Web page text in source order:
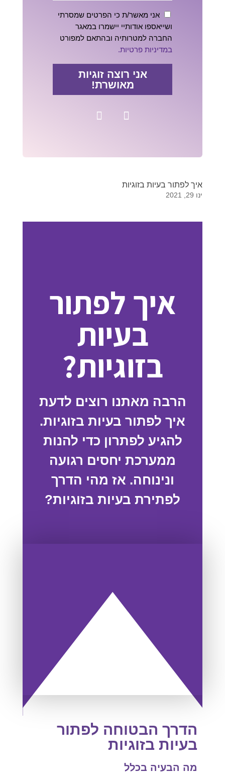
אני מאשר/ת כי הפרטים שמסרתי
ושייאספו אודותיי יישמרו במאגר
החברה למטרותיה ובהתאם למפורט
במדיניות פרטיות.
אני רוצה זוגיות
מאושרת!
איך לפתור בעיות בזוגיות
ינו 29, 2021
איך לפתור
בעיות
בזוגיות?
הרבה מאתנו רוצים לדעת
איך לפתור בעיות בזוגיות.
להגיע לפתרון כדי להנות
ממערכת יחסים רגועה
ונינוחה. אז מהי הדרך
לפתירת בעיות בזוגיות?
הדרך הבטוחה לפתור
בעיות בזוגיות
מה הבעיה בכלל